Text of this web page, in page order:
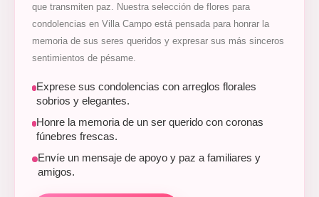
que transmiten paz. Nuestra selección de flores para
condolencias en Villa Campo está pensada para honrar la
memoria de sus seres queridos y expresar sus más sinceros
sentimientos de pésame.
Exprese sus condolencias con arreglos florales
sobrios y elegantes.
Honre la memoria de un ser querido con coronas
fúnebres frescas.
Envíe un mensaje de apoyo y paz a familiares y
amigos.